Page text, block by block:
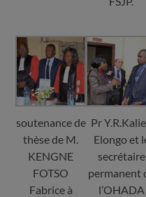
soutenance de
thèse de M.
KENGNE
FOTSO
Fabrice à
Pr
Elongo et
secrétaire
permanent
l’OHADA